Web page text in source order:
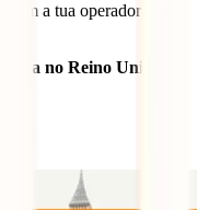
a tua operadora se
no Reino Unido?